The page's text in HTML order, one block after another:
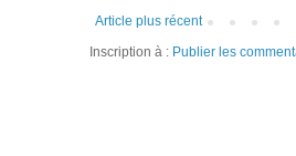
Article plus récent
Inscription à : Publier les